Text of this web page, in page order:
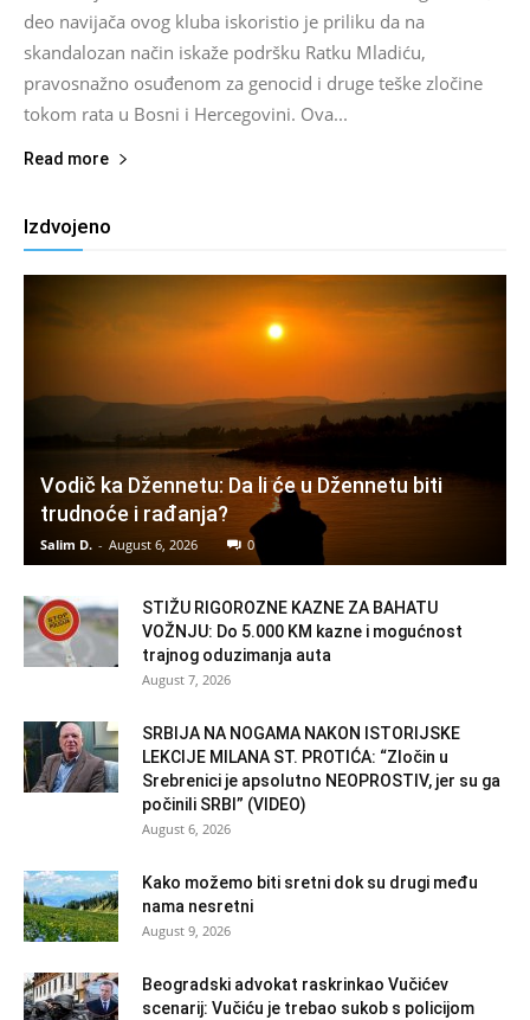
deo navijača ovog kluba iskoristio je priliku da na
skandalozan način iskaže podršku Ratku Mladiću,
pravosnažno osuđenom za genocid i druge teške zločine
tokom rata u Bosni i Hercegovini. Ova...
Read more
Izdvojeno
Vodič ka Džennetu: Da li će u Džennetu biti
trudnoće i rađanja?
Salim D. - August 6, 2026 0
STIŽU RIGOROZNE KAZNE ZA BAHATU
VOŽNJU: Do 5.000 KM kazne i mogućnost
trajnog oduzimanja auta
August 7, 2026
SRBIJA NA NOGAMA NAKON ISTORIJSKE
LEKCIJE MILANA ST. PROTIĆA: “Zločin u
Srebrenici je apsolutno NEOPROSTIV, jer su ga
počinili SRBI” (VIDEO)
August 6, 2026
Kako možemo biti sretni dok su drugi među
nama nesretni
August 9, 2026
Beogradski advokat raskrinkao Vučićev
scenarij: Vučiću je trebao sukob s policijom